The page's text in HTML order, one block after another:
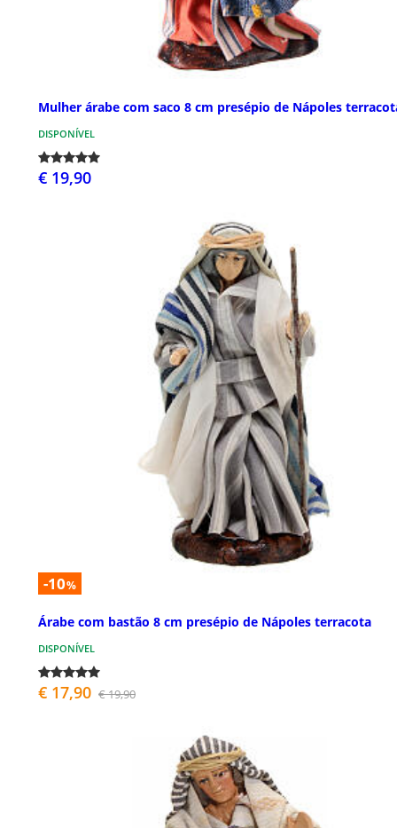
Mulher árabe com saco 8 cm presépio de Nápoles
DISPONÍVEL
€ 19,90
-10%
Árabe com bastão 8 cm presépio de Nápoles terracota
DISPONÍVEL
€ 17,90 € 19,90